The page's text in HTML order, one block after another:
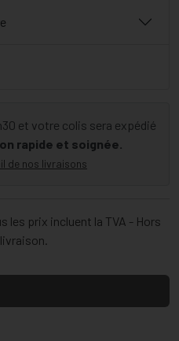
et votre colis sera expédié
rapide et soignée.
de nos livraisons
les prix incluent la TVA - Hors